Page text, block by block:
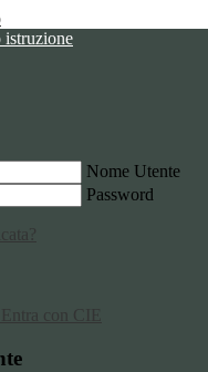
Nome Utente
Password
Entra con CIE